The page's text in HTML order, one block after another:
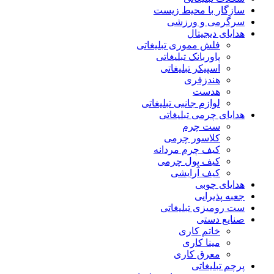
سازگار با محیط زیست
سرگرمی و ورزشی
هدایای دیجیتال
فلش مموری تبلیغاتی
پاوربانک تبلیغاتی
اسپیکر تبلیغاتی
هندزفری
هدست
لوازم جانبی تبلیغاتی
هدایای چرمی تبلیغاتی
ست چرم
کلاسور چرمی
کیف چرم مردانه
کیف پول چرمی
کیف آرایشی
هدایای چوبی
جعبه پذیرایی
ست رومیزی تبلیغاتی
صنایع دستی
خاتم کاری
مینا کاری
معرق کاری
پرچم تبلیغاتی